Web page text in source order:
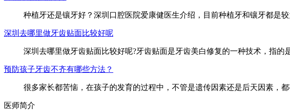
种植牙还是镶牙好？深圳口腔医院爱康健医生介绍，目前种植牙和镶牙都
深圳去哪里做牙齿贴面比较好呢
深圳去哪里做牙齿贴面比较好呢?牙齿贴面是牙齿美白修复的一种技术，指
预防孩子牙齿不齐有哪些方法？
很多家长都苦恼，在孩子的发育的过程中，不管是遗传因素还是后天因素
医师简介